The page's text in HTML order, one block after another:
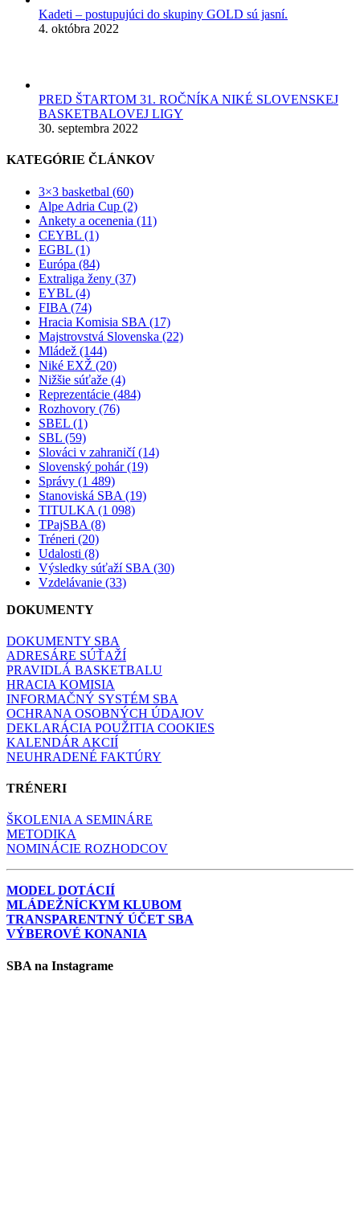
Kadeti – postupujúci do skupiny GOLD sú jasní.
4. októbra 2022
PRED ŠTARTOM 31. ROČNÍKA NIKÉ SLOVENSKEJ
BASKETBALOVEJ LIGY
30. septembra 2022
KATEGÓRIE ČLÁNKOV
3×3 basketbal (60)
Alpe Adria Cup (2)
Ankety a ocenenia (11)
CEYBL (1)
EGBL (1)
Európa (84)
Extraliga ženy (37)
EYBL (4)
FIBA (74)
Hracia Komisia SBA (17)
Majstrovstvá Slovenska (22)
Mládež (144)
Niké EXŽ (20)
Nižšie súťaže (4)
Reprezentácie (484)
Rozhovory (76)
SBEL (1)
SBL (59)
Slováci v zahraničí (14)
Slovenský pohár (19)
Správy (1 489)
Stanoviská SBA (19)
TITULKA (1 098)
TPajSBA (8)
Tréneri (20)
Udalosti (8)
Výsledky súťaží SBA (30)
Vzdelávanie (33)
DOKUMENTY
DOKUMENTY SBA
ADRESÁRE SÚŤAŽÍ
PRAVIDLÁ BASKETBALU
HRACIA KOMISIA
INFORMAČNÝ SYSTÉM SBA
OCHRANA OSOBNÝCH ÚDAJOV
DEKLARÁCIA POUŽITIA COOKIES
KALENDÁR AKCIÍ
NEUHRADENÉ FAKTÚRY
TRÉNERI
ŠKOLENIA A SEMINÁRE
METODIKA
NOMINÁCIE ROZHODCOV
MODEL DOTÁCIÍ
MLÁDEŽNÍCKYM KLUBOM
TRANSPARENTNÝ ÚČET SBA
VÝBEROVÉ KONANIA
SBA na Instagrame